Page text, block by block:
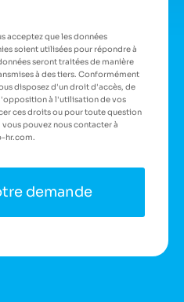
acceptez que les données
soient utilisées pour répondre à
seront traitées de manière
à des tiers. Conformément
disposez d'un droit d'accès, de
à l'utilisation de vos
ces droits ou pour toute question
pouvez nous contacter à
hr.com.